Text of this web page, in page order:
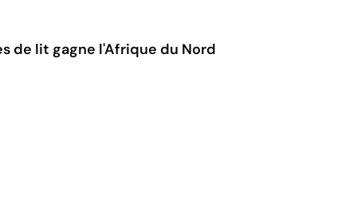
de lit gagne l'Afrique du Nord